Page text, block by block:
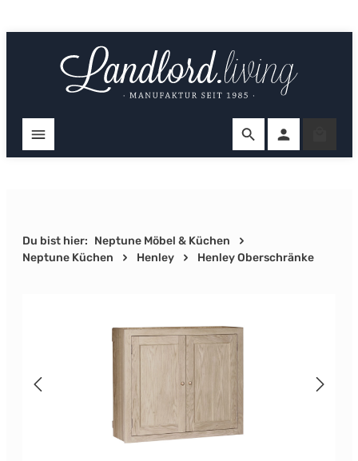
Du bist hier: Neptune Möbel & Küchen
Neptune Küchen
Henley Henley Oberschränke